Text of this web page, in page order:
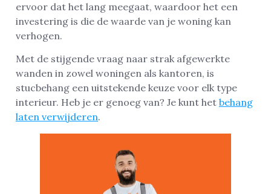
ervoor dat het lang meegaat, waardoor het een
investering is die de waarde van je woning kan
verhogen.
Met de stijgende vraag naar strak afgewerkte
wanden in zowel woningen als kantoren, is
stucbehang een uitstekende keuze voor elk type
interieur. Heb je er genoeg van? Je kunt het behang
laten verwijderen.